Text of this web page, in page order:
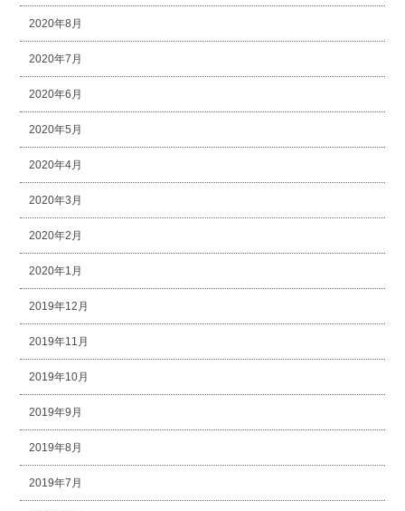
2020年8月
2020年7月
2020年6月
2020年5月
2020年4月
2020年3月
2020年2月
2020年1月
2019年12月
2019年11月
2019年10月
2019年9月
2019年8月
2019年7月